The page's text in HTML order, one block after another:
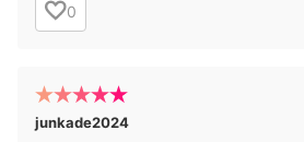
0
junkade2024